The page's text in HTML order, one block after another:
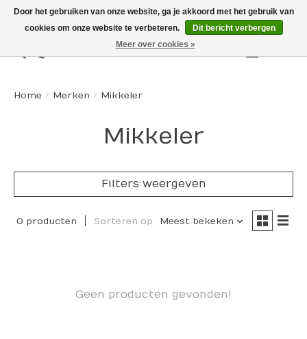
Home / Merken / Mikkeler
Mikkeler
Filters weergeven
0 producten Sorteren op Meest bekeken
Geen producten gevonden!
Door het gebruiken van onze website, ga je akkoord met het gebruik van
cookies om onze website te verbeteren.
Dit bericht verbergen
Meer over cookies »